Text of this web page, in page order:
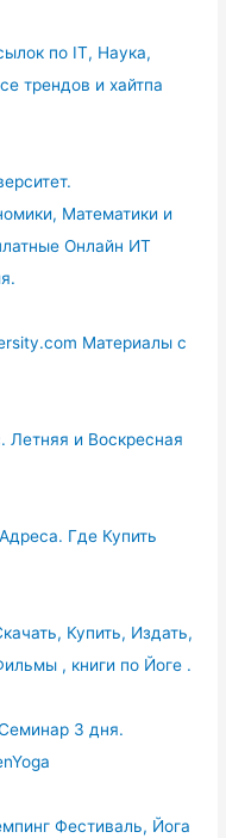
по IT, Наука,
трендов и хайтпа
Математики и
Онлайн ИТ
Материалы с
Летняя и Воскресная
Где Купить
Купить, Издать,
, книги по Йоге .
3 дня.
Фестиваль, Йога